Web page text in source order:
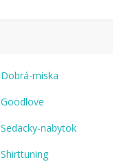
Dobrá-miska
Goodlove
Sedacky-nabytok
Shirttuning